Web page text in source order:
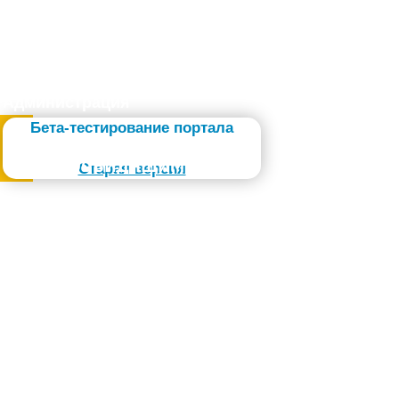
Бета-тестирование портала
Старая версия
Слабовидящим